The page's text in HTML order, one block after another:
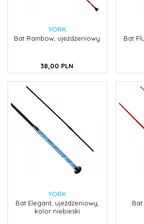
YORK
Bat Rainbow, ujeżdżeniowy
38,00 PLN
Bat
YORK
Bat Elegant, ujeżdżeniowy,
kolor niebieski